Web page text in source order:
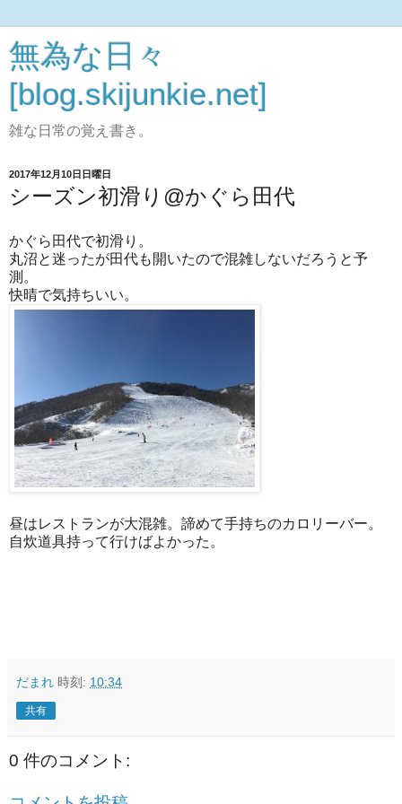
無為な日々
[blog.skijunkie.net]
雑な日常の覚え書き。
2017年12月10日日曜日
シーズン初滑り@かぐら田代
かぐら田代で初滑り。
丸沼と迷ったが田代も開いたので混雑しないだろうと予
測。
快晴で気持ちいい。
昼はレストランが大混雑。諦めて手持ちのカロリーバー。
自炊道具持って行けばよかった。
だまれ 時刻: 10:34
共有
0 件のコメント: